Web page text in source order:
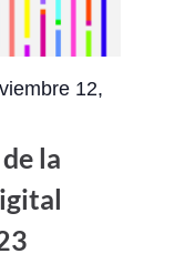
12,
la